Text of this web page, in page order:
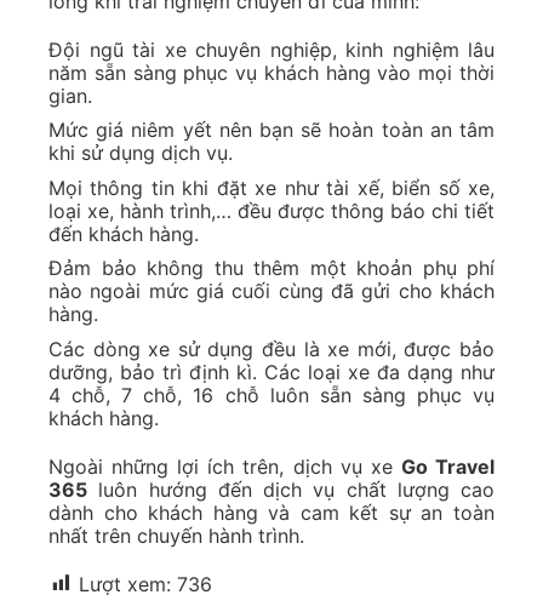
Đội ngũ tài xe chuyên nghiệp, kinh nghiệm lâu
năm sẵn sàng phục vụ khách hàng vào mọi thời
gian.
Mức giá niêm yết nên bạn sẽ hoàn toàn an tâm
khi sử dụng dịch vụ.
Mọi thông tin khi đặt xe như tài xế, biển số xe,
loại xe, hành trình,… đều được thông báo chi tiết
đến khách hàng.
Đảm bảo không thu thêm một khoản phụ phí
nào ngoài mức giá cuối cùng đã gửi cho khách
hàng.
Các dòng xe sử dụng đều là xe mới, được bảo
dưỡng, bảo trì định kì. Các loại xe đa dạng như
4 chỗ, 7 chỗ, 16 chỗ luôn sẵn sàng phục vụ
khách hàng.
Ngoài những lợi ích trên, dịch vụ xe Go Travel
365 luôn hướng đến dịch vụ chất lượng cao
dành cho khách hàng và cam kết sự an toàn
nhất trên chuyến hành trình.
Lượt xem: 736